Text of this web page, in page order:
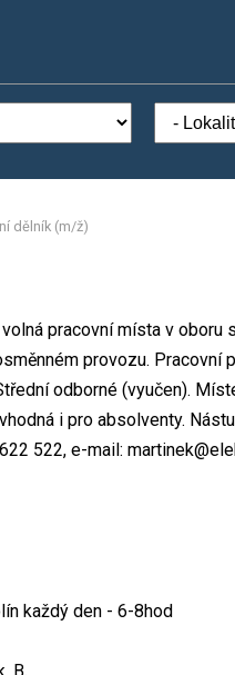
dělník (m/ž)
volná pracovní místa v
provozu. Pracovní
odborné (vyučen).
i pro absolventy.
522, e-mail:
každý den - 6-8hod